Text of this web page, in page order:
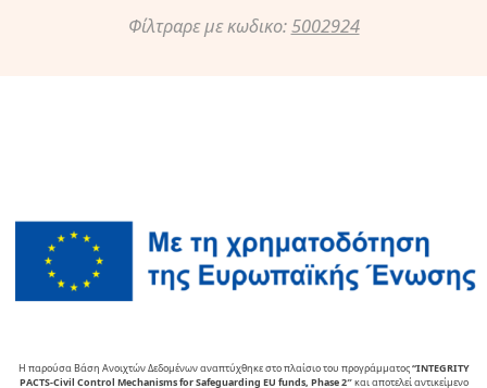
Φίλτραρε με κωδικο:5002924
Η παρούσα Βάση Ανοιχτών Δεδομένων αναπτύχθηκε στο πλαίσιο του προγράμματος“INTEGRITY
PACTS-Civil Control Mechanisms for Safeguarding EU funds, Phase 2″και αποτελεί αντικείµενο